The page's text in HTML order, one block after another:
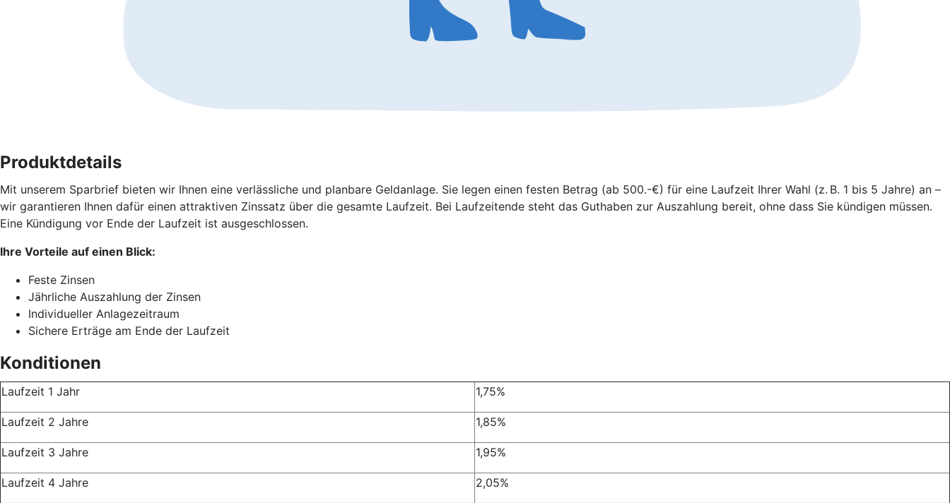
Produktdetails
Mit unserem Sparbrief bieten wir Ihnen eine verlässliche und planbare Geldanlage. Sie legen einen festen Betrag (ab 500.-€) für eine Laufzeit Ihrer Wahl (z. B. 1 bis 5 Jahre) an –
wir garantieren Ihnen dafür einen attraktiven Zinssatz über die gesamte Laufzeit. Bei Laufzeitende steht das Guthaben zur Auszahlung bereit, ohne dass Sie kündigen müssen.
Eine Kündigung vor Ende der Laufzeit ist ausgeschlossen.
Ihre Vorteile auf einen Blick:
Feste Zinsen
Jährliche Auszahlung der Zinsen
Individueller Anlagezeitraum
Sichere Erträge am Ende der Laufzeit
Konditionen
Laufzeit 1 Jahr 1,75%
Laufzeit 2 Jahre 1,85%
Laufzeit 3 Jahre 1,95%
Laufzeit 4 Jahre 2,05%